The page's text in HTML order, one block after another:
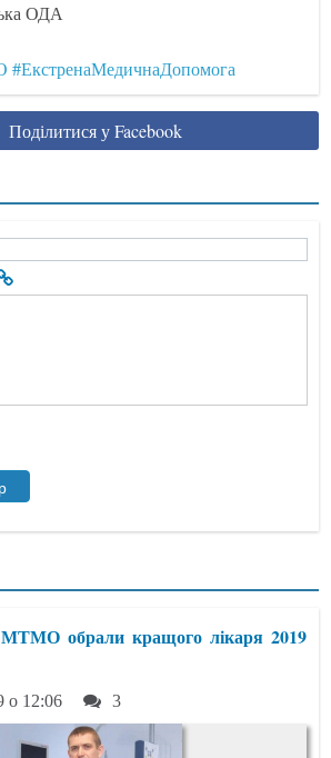
ОДА
#ЕкстренаМедичнаДопомога
Поділитися у Facebook
обрали кращого лікаря 2019
о 12:06 3